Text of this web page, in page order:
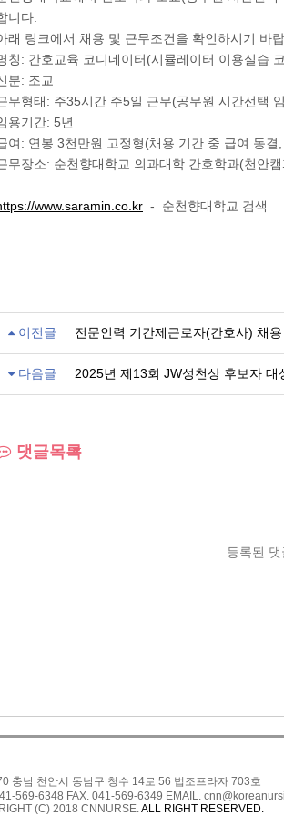
니다.
래 링크에서 채용 및 근무조건을 확인하시기 바
칭: 간호교육 코디네이터(시뮬레이터 이용실습
분: 조교
무형태: 주35시간 주5일 근무(공무원 시간선택
용기간: 5년
여: 연봉 3천만원 고정형(채용 기간 중 급여 동결
무장소: 순천향대학교 의과대학 간호학과(천안
www.saramin.co.kr - 순천향대학교 검색
이전글 전문인력 기간제근로자(간호사) 채
다음글 2025년 제13회 JW성천상 후보자 대
댓글목록
등록된 댓
충남 천안시 동남구 청수 14로 56 법조프라자 703호
569-6348 FAX. 041-569-6349 EMAIL.
(C) 2018 CNNURSE.ALL RIGHT RESERVED.